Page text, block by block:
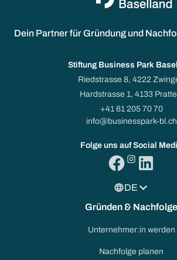
Dein Partner für Gründung und
Stiftung Business Park
Riedstrasse 8, 4222
Hardstrasse 1, 4133
+41 61 205 70 70
info@businesspark-bl.ch
Folge uns auf Social
DE
Gründen & Nachfolge
Unternehmer:in werden
Nachfolge planen